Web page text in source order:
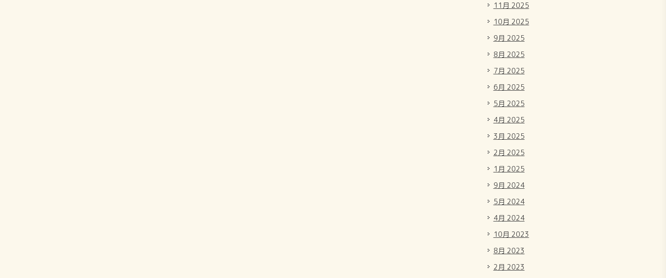
11月 2025
10月 2025
9月 2025
8月 2025
7月 2025
6月 2025
5月 2025
4月 2025
3月 2025
2月 2025
1月 2025
9月 2024
5月 2024
4月 2024
10月 2023
8月 2023
2月 2023